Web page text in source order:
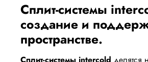
Сплит-системы
создание и
пространстве.